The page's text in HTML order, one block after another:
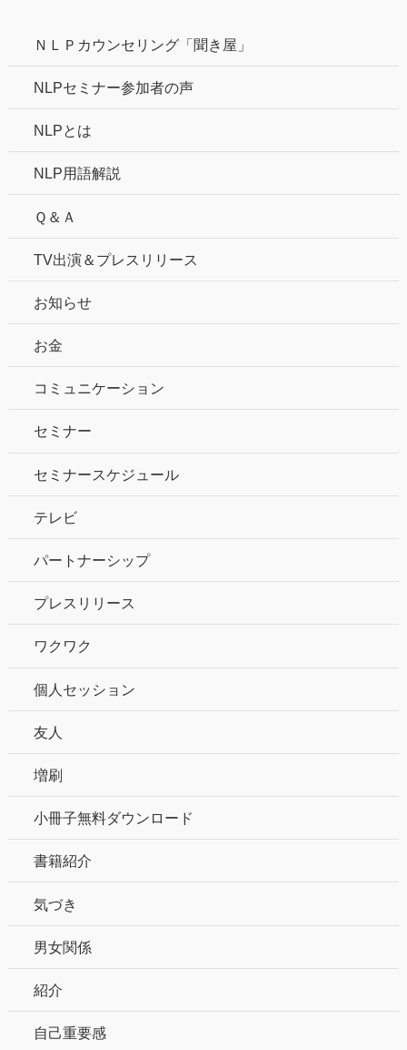
ＮＬＰカウンセリング「聞き屋」
NLPセミナー参加者の声
NLPとは
NLP用語解説
Ｑ＆Ａ
TV出演＆プレスリリース
お知らせ
お金
コミュニケーション
セミナー
セミナースケジュール
テレビ
パートナーシップ
プレスリリース
ワクワク
個人セッション
友人
増刷
小冊子無料ダウンロード
書籍紹介
気づき
男女関係
紹介
自己重要感